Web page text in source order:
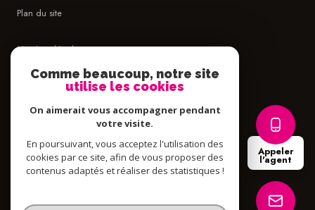
Appeler
l'agent
Plan du site
Mentions légales
Cookies
© 2026 | Tous droits réservés
Comme beaucoup, notre site
utilise les cookies
On aimerait vous accompagner pendant
votre visite.
En poursuivant, vous acceptez l'utilisation des
cookies par ce site, afin de vous proposer des
contenus adaptés et réaliser des statistiques !